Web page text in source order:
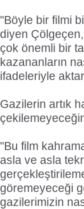
''Böyle bir filmi
diyen Çölgeçen,
çok önemli bir
kazananların
ifadeleriyle
Gazilerin artık
''Bu film
asla ve asla
göremeyeceği
gazilerimizin